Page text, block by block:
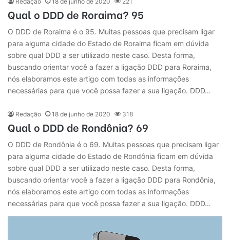
Qual o DDD de Roraima? 95
O DDD de Roraima é o 95. Muitas pessoas que precisam ligar
para alguma cidade do Estado de Roraima ficam em dúvida
sobre qual DDD a ser utilizado neste caso. Desta forma,
buscando orientar você a fazer a ligação DDD para Roraima,
nós elaboramos este artigo com todas as informações
necessárias para que você possa fazer a sua ligação. DDD…
Redação 18 de junho de 2020 318
Qual o DDD de Rondônia? 69
O DDD de Rondônia é o 69. Muitas pessoas que precisam ligar
para alguma cidade do Estado de Rondônia ficam em dúvida
sobre qual DDD a ser utilizado neste caso. Desta forma,
buscando orientar você a fazer a ligação DDD para Rondônia,
nós elaboramos este artigo com todas as informações
necessárias para que você possa fazer a sua ligação. DDD…